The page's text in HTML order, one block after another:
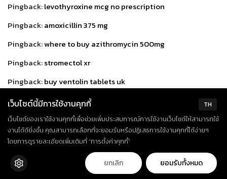
Pingback:levothyroxine mcg no prescription
Pingback:amoxicillin 375 mg
Pingback:where to buy azithromycin 500mg
Pingback:stromectol xr
Pingback:buy ventolin tablets uk
Pingback:how to purchase gemfibrozil
Pingback:where to buy metoprolol
Pingback:clotrimazole prices
Pingback:
doxycycline vs penicillin
Pingback:
prednisolone eczema
TH
เว็บไซต์นี้มีการใช้งานคุกกี้
เว็บไซต์ของเราใช้งานคุกกี้เพื่อช่วยเพิ่มประสบการณ์การใช้งานเว็บไซต์ให้สามารถใช้
งานได้ดียิ่งขึ้น คุณสามารถเลือกที่จะยอมรับหรือปฏิเสธการใช้งานคุกกี้ได้ง่ายๆ
โดยการดูรายละเอียดเพิ่มเติมที่ “การตั้งค่าคุกกี้”
ยกเลิก ยอมรับทั้งหมด